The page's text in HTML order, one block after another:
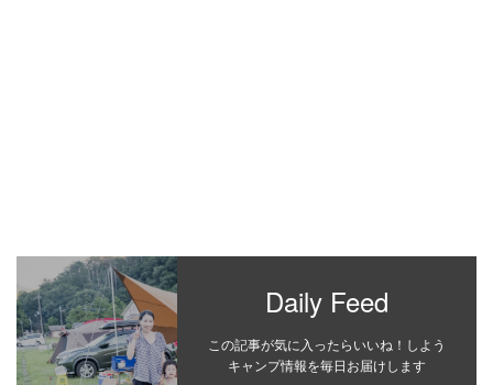
Daily Feed
この記事が気に入ったらいいね！しよう
キャンプ情報を毎日お届けします